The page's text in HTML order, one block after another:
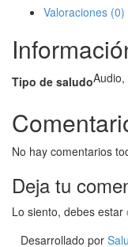
Valoraciones (0)
Tipo de saludo
No hay comentarios
Deja tu
Lo siento, debes estar
Desarrollado por